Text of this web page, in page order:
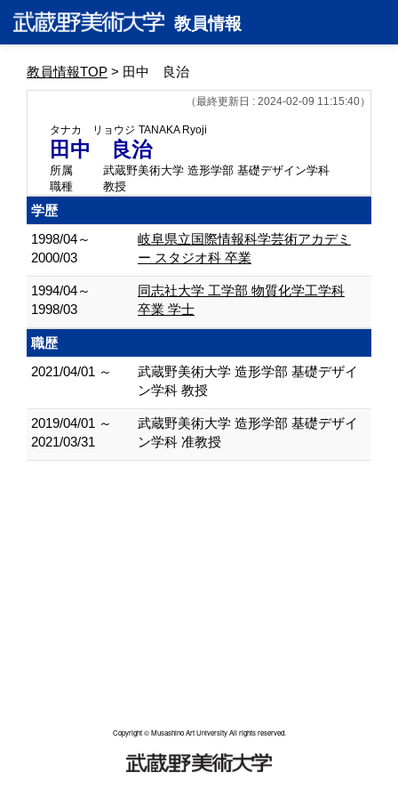
教員情報
教員情報TOP > 田中 良治
（最終更新日 : 2024-02-09 11:15:40）
タナカ リョウジ TANAKA Ryoji
田中 良治
所属
武蔵野美術大学 造形学部 基礎デザイン学科
職種
教授
学歴
1998/04～
2000/03
岐阜県立国際情報科学芸術アカデミ
ー スタジオ科 卒業
1994/04～
1998/03
同志社大学 工学部 物質化学工学科
卒業 学士
職歴
2021/04/01 ～
武蔵野美術大学 造形学部 基礎デザイ
ン学科 教授
2019/04/01 ～
2021/03/31
武蔵野美術大学 造形学部 基礎デザイ
ン学科 准教授
Copyright © Musashino Art University All rights reserved.